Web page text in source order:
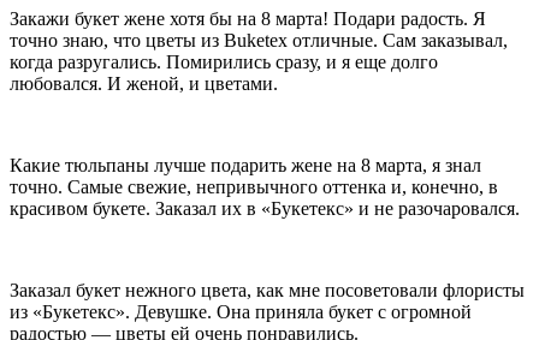
Закажи букет жене хотя бы на 8 марта! Подари радость. Я
точно знаю, что цветы из Buketex отличные. Сам заказывал,
когда разругались. Помирились сразу, и я еще долго
любовался. И женой, и цветами.
Какие тюльпаны лучше подарить жене на 8 марта, я знал
точно. Самые свежие, непривычного оттенка и, конечно, в
красивом букете. Заказал их в «Букетекс» и не разочаровался.
Заказал букет нежного цвета, как мне посоветовали флористы
из «Букетекс». Девушке. Она приняла букет с огромной
радостью — цветы ей очень понравились.
радостные эмоции и отличное настроение!
Что означает подсолнух на языке цветов
Яркие, солнечные и невероятно позитивные! Да, речь о
языке цветов? Подсолнухи отличаются от других цветов
достаточно крупным соцветием, яркой расцветкой и
потрясающей энергетикой, ведь они способны у каждого
вызвать приятную улыбку. На языке цветов подсолнух
декоративных растений вряд ли найдётся ещё один такой же
позитивный цветок, поэтому не упустите возможности
порадовать своих близких таким прекрасным букетом.